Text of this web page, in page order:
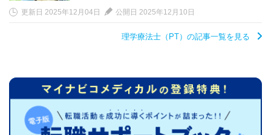
更新日 2025年12月04日 公開日 2025年12月10日
理学療法士（PT）の記事一覧を見る